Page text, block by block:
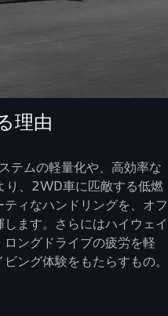
理由
テムの軽量化や、高効率な
り、2WD車に匹敵する低燃
ィなハンドリングを、オフ
ます。さらにはハイウェイ
ングドライブの疲労を軽
ング体験をもたらすもの。